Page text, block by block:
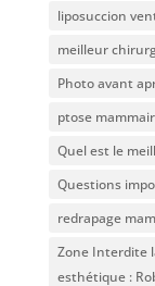
liposuccion
meilleur
Photo avant
ptose
Quel est le
Questions
redrapage
Zone Interdite
esthétique :